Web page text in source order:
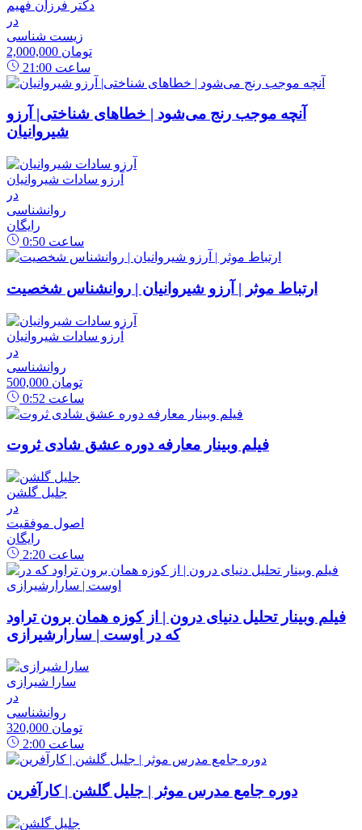
دکتر فرزان فهیم
در
زیست شناسی
2,000,000 تومان
21:00 ساعت
آنچه موجب رنج می‌شود | خطاهای شناختی| آرزو
شیروانیان
آرزو سادات شیروانیان
در
روانشناسی
رایگان
0:50 ساعت
ارتباط موثر | آرزو شیروانیان | روانشناس شخصیت
آرزو سادات شیروانیان
در
روانشناسی
500,000 تومان
0:52 ساعت
فیلم وبینار معارفه دوره عشق شادی ثروت
جلیل گلشن
در
اصول موفقیت
رایگان
2:20 ساعت
فیلم وبینار تحلیل دنیای درون | از کوزه همان برون تراود
که در اوست | سارارشیرازی
سارا شیرازی
در
روانشناسی
320,000 تومان
2:00 ساعت
دوره جامع مدرس موثر | جلیل گلشن | کارآفرین